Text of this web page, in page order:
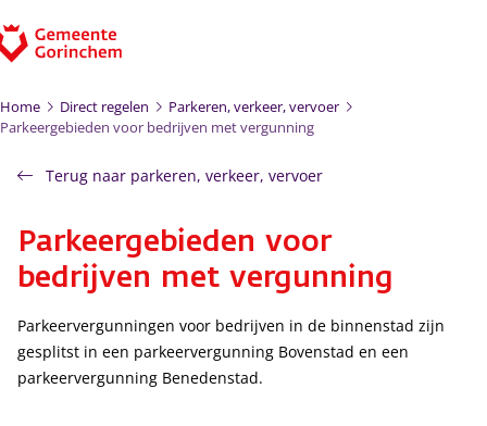
Home Direct regelen
Parkeren, verkeer, vervoer
Parkeergebieden voor bedrijven met vergunning
Terug naar parkeren, verkeer, vervoer
Parkeergebieden voor
bedrijven met vergunning
Parkeervergunningen voor bedrijven in de binnenstad zijn
gesplitst in een parkeervergunning Bovenstad en een
parkeervergunning Benedenstad.